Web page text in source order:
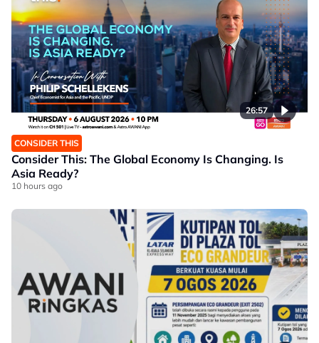
26:57
CONSIDER THIS
Consider This: The Global Economy Is Changing. Is
Asia Ready?
10 hours ago